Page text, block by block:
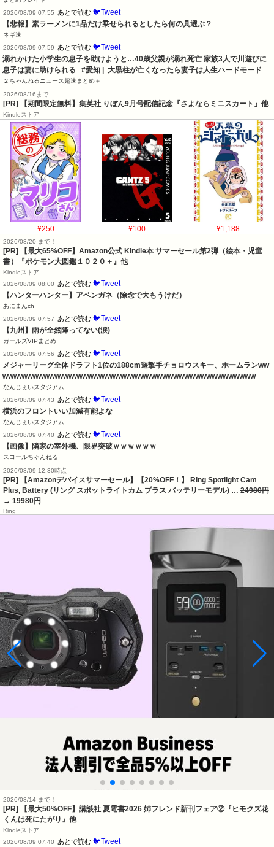
2026/08/09 07:55
あとで読む 🐦Tweet
【悲報】素ラーメンに1品だけ乗せられるとしたら何の具選ぶ？
ネギ速
2026/08/09 07:59
あとで読む 🐦Tweet
溺れかけた小学生の息子を助けようと…40歳父親が溺れ死亡 家族3人で川遊びに
息子は妻に助けられる   #愛知 |  大黒柱が亡くなったら妻子は人生ハードモード
２ちゃんねるニュース超速まとめ＋
2026/08/16まで
[PR] 【期間限定無料】集英社 りぼん9月号配信記念『さよならミニスカート』他
Kindleストア
¥250 ¥100 ¥1,188
2026/08/20 まで！
[PR]
【最大65%OFF】Amazon公式 Kindle本 サマーセール第2弾（絵本・児童
書）『ポケモン大図鑑１０２０＋』他
Kindleストア
2026/08/09 08:00 あとで読む 🐦Tweet
【ハンターハンター】アベンガネ（除念で大もうけだ）
あにまんch
2026/08/09 07:57 あとで読む 🐦Tweet
【九州】雨が全然降ってない(涙)
ガールズVIPまとめ
2026/08/09 07:56 あとで読む 🐦Tweet
メジャーリーグ全体ドラフト1位の188cm遊撃手チョロウスキー、ホームランww
wwwwwwwwwwwwwwwwwwwwwwwwwwwwwwwwwwwwwwwwwwwwww
なんじぇいスタジアム
2026/08/09 07:43 あとで読む 🐦Tweet
横浜のフロントいい加減有能よな
なんじぇいスタジアム
2026/08/09 07:40 あとで読む 🐦Tweet
【画像】隣家の室外機、限界突破ｗｗｗｗｗｗ
スコールちゃんねる
2026/08/09 12:30時点
[PR] 【Amazonデバイスサマーセール】【20%OFF！】 Ring Spotlight Cam
Plus, Battery (リング スポットライトカム プラス バッテリーモデル) … 24980円
→ 19980円
Ring
2026/08/14 まで！
[PR] 【最大50%OFF】講談社 夏電書2026 姉フレンド新刊フェア②『ヒモクズ花
くんは死にたがり』他
Kindleストア
2026/08/09 07:40 あとで読む 🐦Tweet